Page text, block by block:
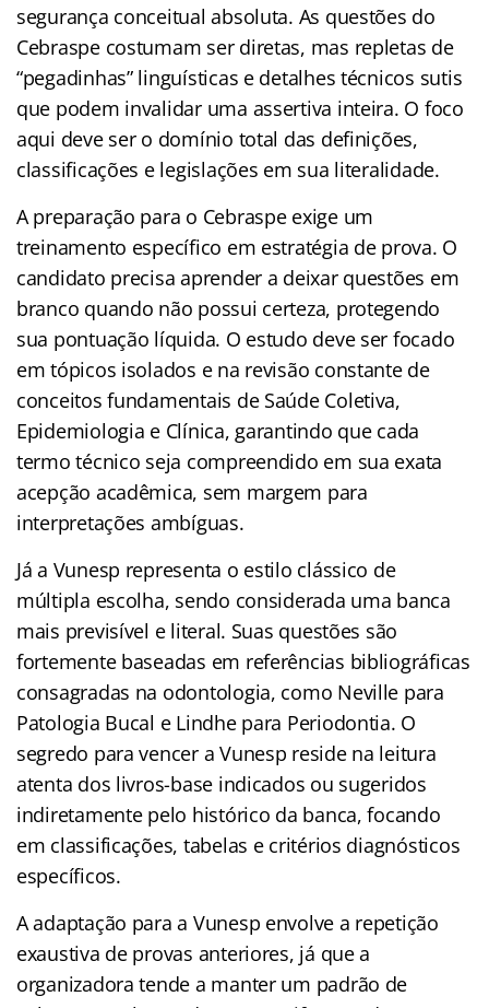
segurança conceitual absoluta. As questões do
Cebraspe costumam ser diretas, mas repletas de
“pegadinhas” linguísticas e detalhes técnicos sutis
que podem invalidar uma assertiva inteira. O foco
aqui deve ser o domínio total das definições,
classificações e legislações em sua literalidade.
A preparação para o Cebraspe exige um
treinamento específico em estratégia de prova. O
candidato precisa aprender a deixar questões em
branco quando não possui certeza, protegendo
sua pontuação líquida. O estudo deve ser focado
em tópicos isolados e na revisão constante de
conceitos fundamentais de Saúde Coletiva,
Epidemiologia e Clínica, garantindo que cada
termo técnico seja compreendido em sua exata
acepção acadêmica, sem margem para
interpretações ambíguas.
Já a Vunesp representa o estilo clássico de
múltipla escolha, sendo considerada uma banca
mais previsível e literal. Suas questões são
fortemente baseadas em referências bibliográficas
consagradas na odontologia, como Neville para
Patologia Bucal e Lindhe para Periodontia. O
segredo para vencer a Vunesp reside na leitura
atenta dos livros-base indicados ou sugeridos
indiretamente pelo histórico da banca, focando
em classificações, tabelas e critérios diagnósticos
específicos.
A adaptação para a Vunesp envolve a repetição
exaustiva de provas anteriores, já que a
organizadora tende a manter um padrão de